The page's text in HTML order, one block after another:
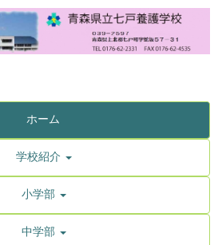
ホーム
学校紹介
小学部
中学部